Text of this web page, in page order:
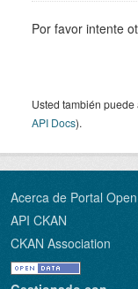
Por favor intente
Usted también
API Docs).
Acerca de Portal
API CKAN
CKAN Association